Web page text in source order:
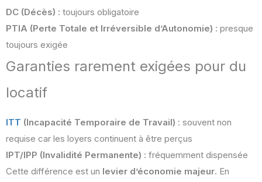
DC (Décès) : toujours obligatoire
PTIA (Perte Totale et Irréversible d’Autonomie) : presque
toujours exigée
Garanties rarement exigées pour du
locatif
ITT (Incapacité Temporaire de Travail) : souvent non
requise car les loyers continuent à être perçus
IPT/IPP (Invalidité Permanente) : fréquemment dispensée
Cette différence est un levier d’économie majeur. En